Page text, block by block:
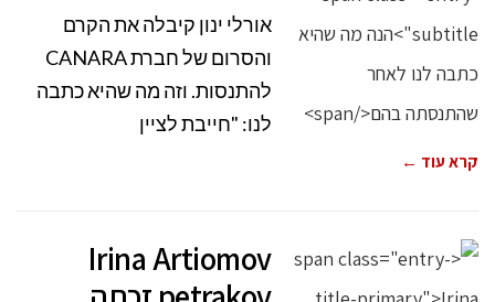
אורלי ינון קיבלה את הקרם
והסרום של חברת CANARA
להתנסות. וזה מה שהיא כתבה
לנו: "חייבת לציין
קרא עוד ←
Irina Artiomov